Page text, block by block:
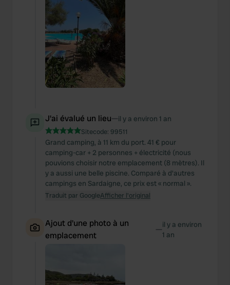
J'ai évalué un lieu—il y a environ 1 an
Sitecode: 99511
Grand camping, à 11 km du port. 41 € pour
camping-car + 2 personnes + électricité (nous
pouvions choisir notre emplacement (8 mètres). Il
y a aussi une belle piscine. Comparé à d'autres
campings en Sardaigne, ce prix est « normal ».
Traduit par GoogleAfficher l'original
Ajout d'une photo à un
emplacement
—il y a environ
1 an